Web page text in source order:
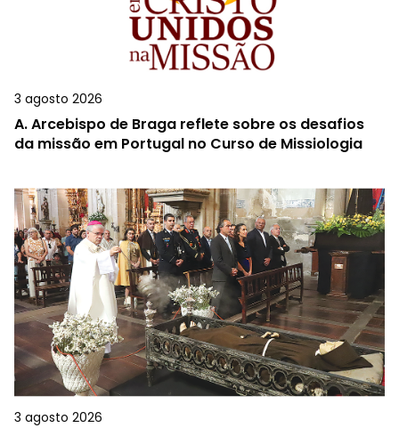
3 agosto 2026
A.Arcebispo de Braga reflete sobre os desafios
da missão em Portugal no Curso de Missiologia
3 agosto 2026